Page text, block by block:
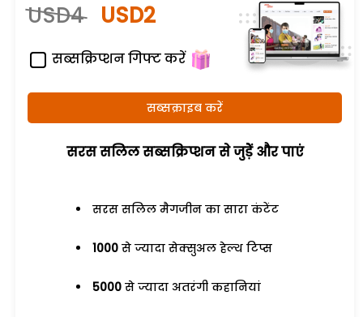
USD4 USD2
सब्सक्रिप्शन गिफ्ट करें
सब्सक्राइब करें
सरस सलिल सब्सक्रिप्शन से जुड़ेें और पाएं
सरस सलिल मैगजीन का सारा कंटेंट
1000 से ज्यादा सेक्सुअल हेल्थ टिप्स
5000 से ज्यादा अतरंगी कहानियां